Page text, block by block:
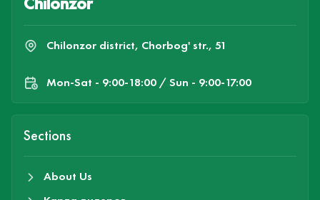
Chilonzor district, Chorbog' str., 51
Mon-Sat - 9:00-18:00 / Sun - 9:00-17:00
Sections
About Us